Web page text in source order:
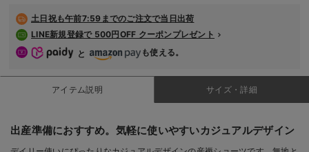
入院準備の持ち物チェック
土日祝も午前7:59までのご注文で当日出荷
LINE新規登録で 500円OFF クーポンプレゼント
と
も使える。
アイテム説明 サイズ・詳細
出産準備におすすめ。気軽に使いやすいカジュアルデザイン